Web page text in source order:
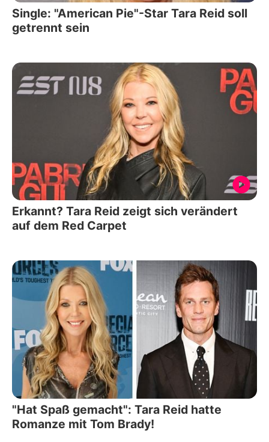
Single: "American Pie"-Star Tara Reid soll
getrennt sein
Erkannt? Tara Reid zeigt sich verändert
auf dem Red Carpet
"Hat Spaß gemacht": Tara Reid hatte
Romanze mit Tom Brady!